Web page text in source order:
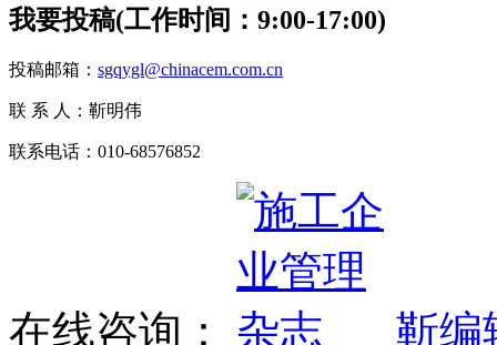
我要投稿(工作时间：9:00-17:00)
投稿邮箱： sgqygl@chinacem.com.cn
联 系 人：靳明伟
联系电话：010-68576852
在线咨询： 靳编